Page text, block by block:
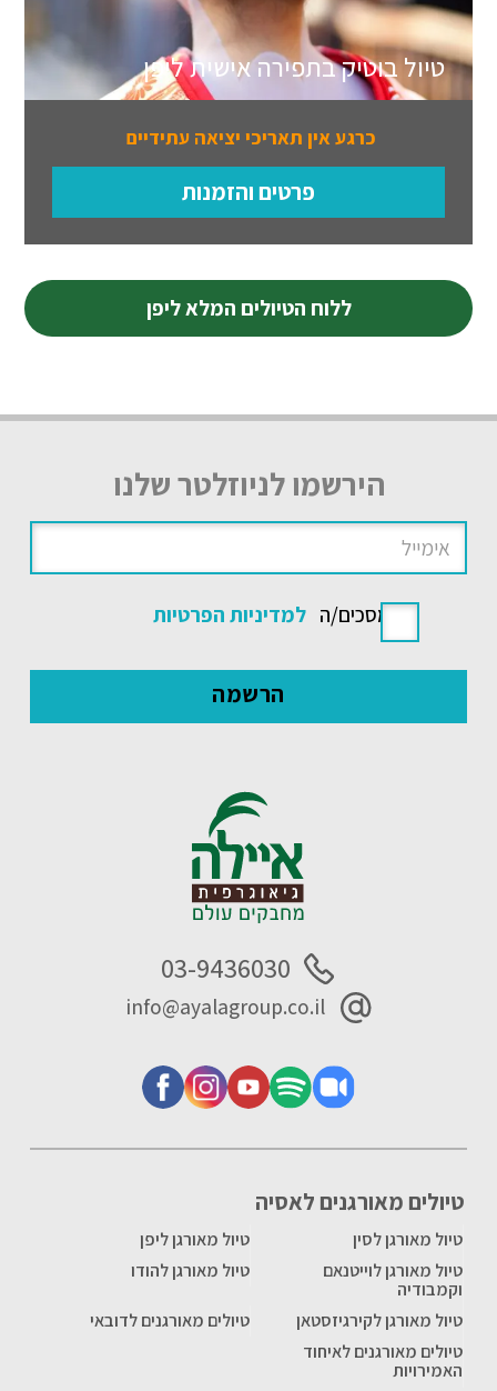
טיול בוטיק בתפירה אישית ליפן
כרגע אין תאריכי יציאה עתידיים
פרטים והזמנות
ללוח הטיולים המלא ליפן
הירשמו לניוזלטר שלנו
אני מסכים/ה למדיניות הפרטיות
טיולים מאורגנים לאסיה
טיול מאורגן לסין
טיול מאורגן ליפן
טיול מאורגן לוייטנאם
וקמבודיה
טיול מאורגן להודו
טיול מאורגן לקירגיזסטאן
טיולים מאורגנים לדובאי
טיולים מאורגנים לאיחוד
האמירויות
03-9436030
info@ayalagroup.co.il